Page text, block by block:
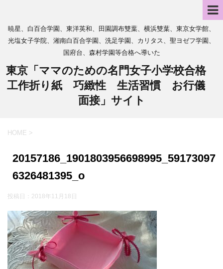
暁星、白百合学園、東洋英和、田園調布雙葉、横浜雙葉、東京女学館、
光塩女子学院、湘南白百合学園、洗足学園、カリタス、聖ヨゼフ学園、
国府台、森村学園等合格へ導いた
東京「ママのための名門女子小学校合格
工作折り紙 巧緻性 生活習慣 お行儀
面接」サイト
HOME >
20157186_1901803956698995_59173097
6326481395_o
投稿日： 2018年11月18日